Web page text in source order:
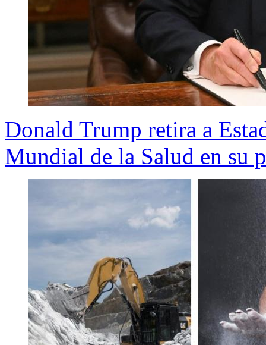
Donald Trump retira a
Mundial de la Salud en su